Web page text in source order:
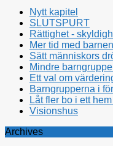
Nytt kapitel
SLUTSPURT
Rättighet -
Mer tid med
Sätt människors
Mindre
Ett val om
Barngrupperna i
Låt fler bo i ett
Visionshus
Archives